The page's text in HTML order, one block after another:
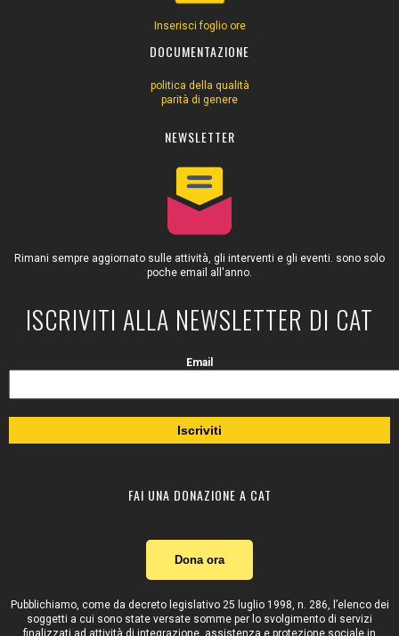
Inserisci foglio ore
DOCUMENTAZIONE
politica della qualità
parità di genere
NEWSLETTER
Rimani sempre aggiornato sulle attività, gli interventi e gli eventi. sono solo
poche email all'anno.
ISCRIVITI ALLA NEWSLETTER DI CAT
Email
FAI UNA DONAZIONE A CAT
Dona ora
Pubblichiamo, come da decreto legislativo 25 luglio 1998, n. 286, l’elenco dei
soggetti a cui sono state versate somme per lo svolgimento di servizi